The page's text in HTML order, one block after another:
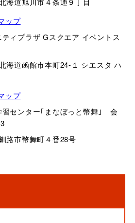
ップ
ィプラザ Gスクエア イベントス
海道函館市本町24-１ シエスタ ハ
ップ
習センター｢まなぼっと幣舞｣ 会
路市幣舞町４番28号